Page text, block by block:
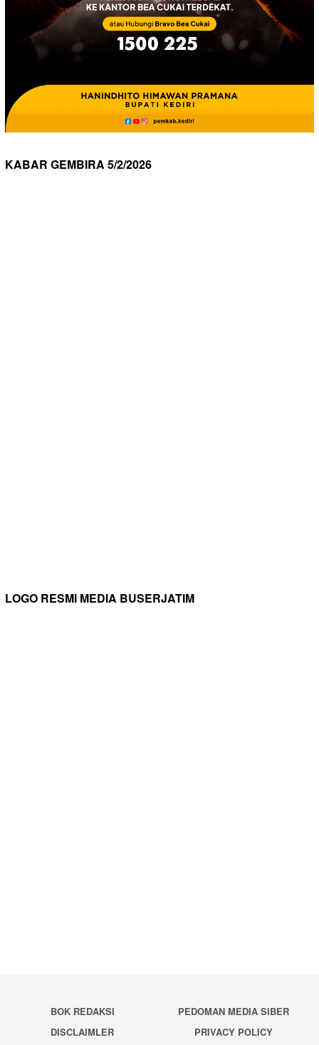
KABAR GEMBIRA 5/2/2026
LOGO RESMI MEDIA BUSERJATIM
BOK REDAKSI
PEDOMAN MEDIA SIBER
DISCLAIMLER
PRIVACY POLICY